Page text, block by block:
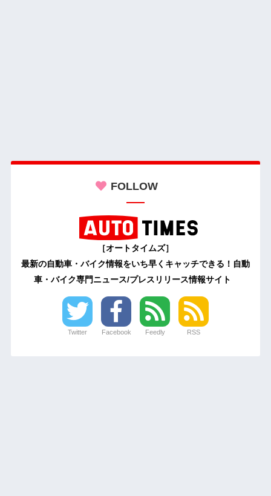
FOLLOW
［オートタイムズ］
最新の自動車・バイク情報をいち早くキャッチできる！自動
車・バイク専門ニュース/プレスリリース情報サイト
Twitter Facebook Feedly RSS